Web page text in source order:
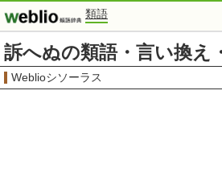
類語
訴へぬの類語・言い換え
Weblioシソーラス